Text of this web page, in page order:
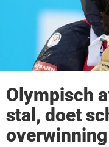
Olympisch
stal, doet
overwinning